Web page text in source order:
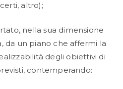
altro);
nella sua dimensione
da un piano che affermi la
degli obiettivi di
contemperando: